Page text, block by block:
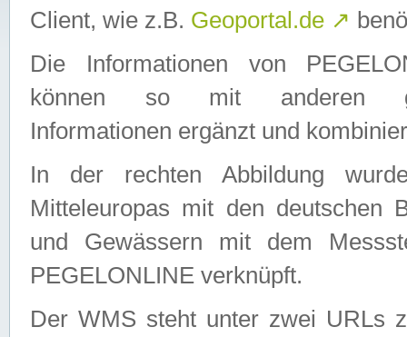
Client, wie z.B. Geoportal.de ↗
Die Informationen von
können so mit anderen
Informationen ergänzt und
In der rechten Abbildung
Mitteleuropas mit den deutschen
und Gewässern mit dem
PEGELONLINE verknüpft.
Der WMS steht unter zwei URLs